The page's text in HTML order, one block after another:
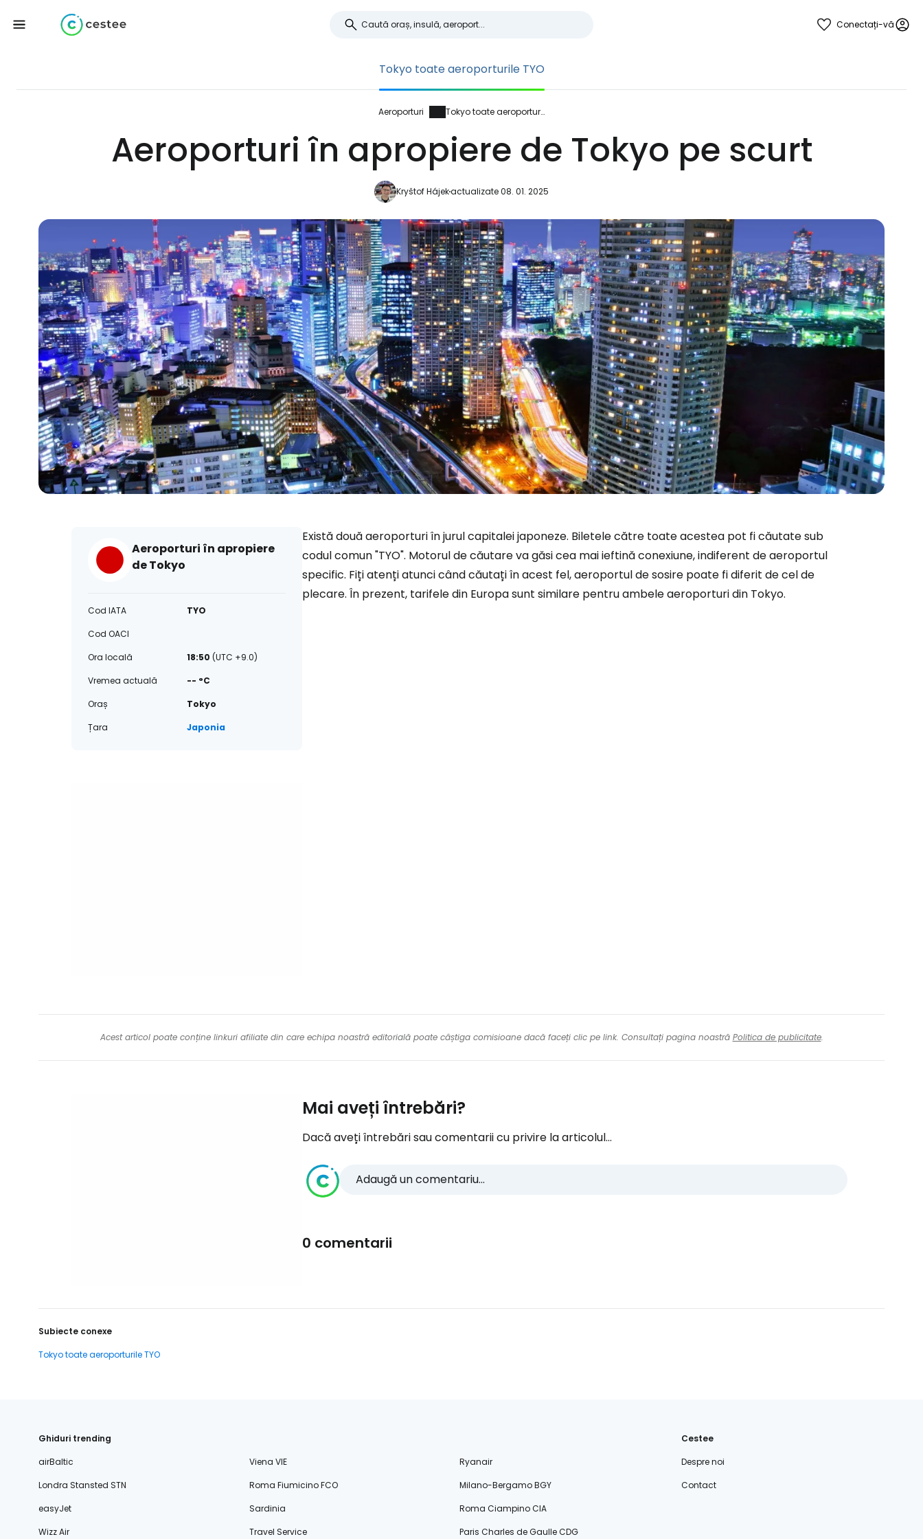
Conectați-vă
Tokyo toate aeroporturile TYO
Aeroporturi Tokyo toate aeroporturile
Aeroporturi în apropiere de Tokyo pe scurt
Kryštof Hájekactualizate 08. 01. 2025
Aeroporturi în apropiere
de Tokyo
Cod IATA
TYO
Cod OACI
Ora locală
18:50 (UTC +9.0)
Vremea actuală
-- °C
Oraș
Tokyo
Țara
Japonia
Există două aeroporturi în jurul capitalei japoneze. Biletele către toate acestea pot fi căutate sub
codul comun "TYO". Motorul de căutare va găsi cea mai ieftină conexiune, indiferent de aeroportul
specific. Fiți atenți atunci când căutați în acest fel, aeroportul de sosire poate fi diferit de cel de
plecare. În prezent, tarifele din Europa sunt similare pentru ambele aeroporturi din Tokyo.
Acest articol poate conține linkuri afiliate din care echipa noastră editorială poate câștiga comisioane dacă faceți clic pe link. Consultați pagina noastră Politica de publicitate.
Mai aveți întrebări?
Dacă aveți întrebări sau comentarii cu privire la articolul...
Adaugă un comentariu...
0 comentarii
Subiecte conexe
Tokyo toate aeroporturile TYO
Ghiduri trending
airBaltic
Viena VIE
Ryanair
Londra Stansted STN
Roma Fiumicino FCO
Milano-Bergamo BGY
easyJet
Sardinia
Roma Ciampino CIA
Wizz Air
Travel Service Paris Charles de Gaulle CDG
Cestee
Despre noi
Contact
Conectați-vă la Cestee